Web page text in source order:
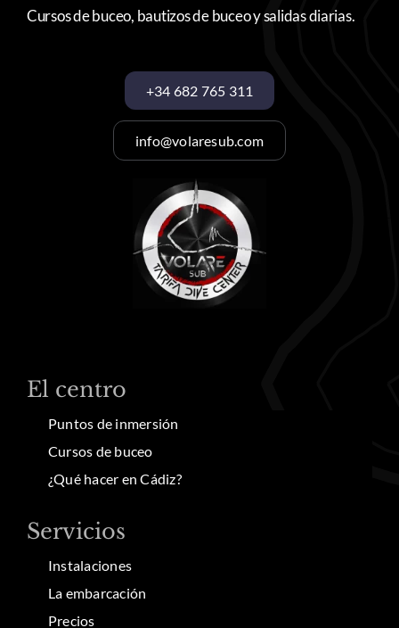
Cursos de buceo, bautizos de buceo y salidas diarias.
+34 682 765 311
info@volaresub.com
El centro
Puntos de inmersión
Cursos de buceo
¿Qué hacer en Cádiz?
Servicios
Instalaciones
La embarcación
Precios